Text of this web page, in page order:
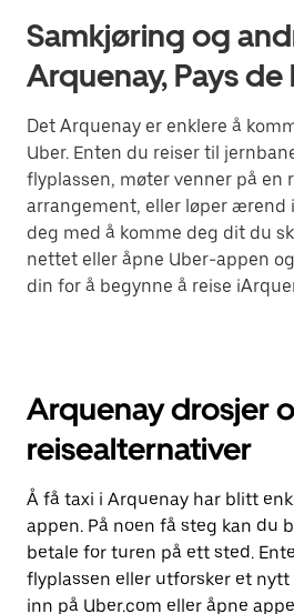
Samkjøring og
Arquenay, Pays de
Det Arquenay er enklere å
Uber. Enten du reiser til
flyplassen, møter venner på en
arrangement, eller løper ærend
deg med å komme deg dit du
nettet eller åpne Uber-appen
din for å begynne å reise
Arquenay drosjer
reisealternativer
Å få taxi i Arquenay har blitt
appen. På noen få steg kan du
betale for turen på ett sted.
flyplassen eller utforsker et nytt
inn på Uber.com eller åpne